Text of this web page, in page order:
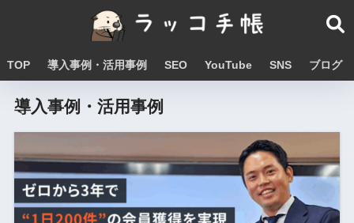
TOP 導入事例・活用事例 SEO YouTube SNS ブログ
導入事例・活用事例